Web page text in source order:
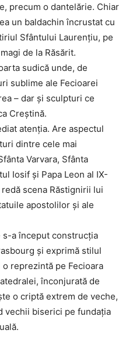
precum o dantelărie. Chiar
un baldachin încrustat cu
Sfântului Laurenţiu, pe
de la Răsărit.
sudică unde, de
sublime ale Fecioarei
– dar şi sculpturi ce
Creştină.
atenţia. Are aspectul
dintre cele mai
Varvara, Sfânta
Iosif şi Papa Leon al IX-
scena Răstignirii lui
apostolilor şi ale
s-a început construcţia
şi exprimă stilul
reprezintă pe Fecioara
înconjurată de
o criptă extrem de veche,
vechii biserici pe fundaţia